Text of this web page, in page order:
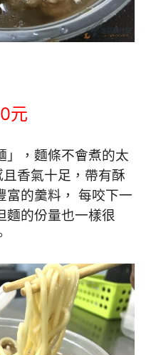
元
」，麵條不會煮的太
香氣十足，帶有酥
富的羹料， 每咬下一
麵的份量也一樣很